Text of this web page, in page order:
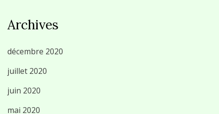
Archives
décembre 2020
juillet 2020
juin 2020
mai 2020